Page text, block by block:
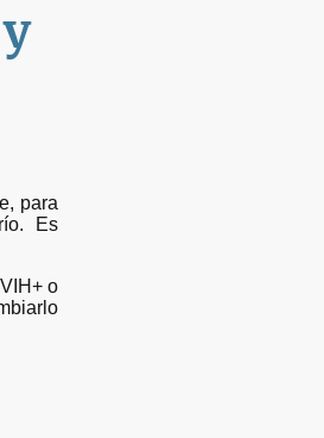
para
Es
o